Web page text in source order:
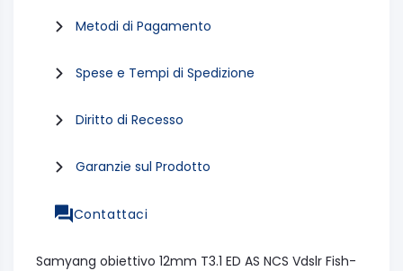
Metodi di Pagamento
Spese e Tempi di Spedizione
Diritto di Recesso
Garanzie sul Prodotto
Contattaci
Samyang obiettivo 12mm T3.1 ED AS NCS Vdslr Fish-